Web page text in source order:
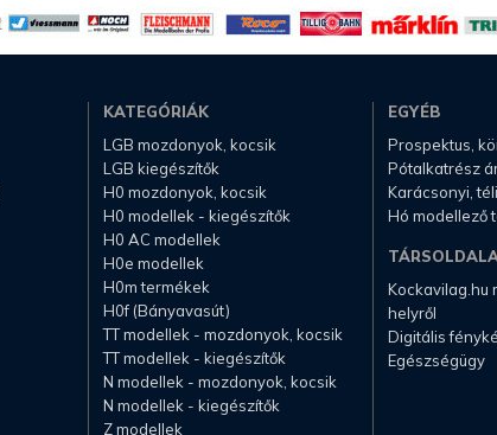
KATEGÓRIÁK
LGB mozdonyok, kocsik
LGB kiegészítők
H0 mozdonyok, kocsik
H0 modellek - kiegészítők
H0 AC modellek
H0e modellek
H0m termékek
H0f (Bányavasút)
TT modellek - mozdonyok, kocsik
TT modellek - kiegészítők
N modellek - mozdonyok, kocsik
N modellek - kiegészítők
Z modellek
EGYÉB
Prospektus,
Pótalkatrész
Karácsonyi,
Hó modellező
Kockavilag.hu
helyről
Digitális
Egészségügy